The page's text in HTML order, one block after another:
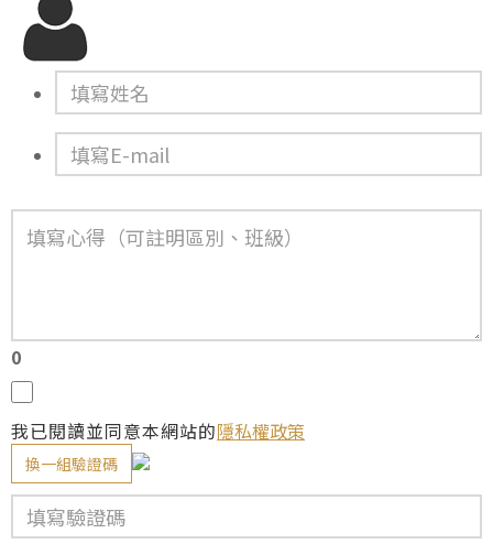
0
我已閱讀並同意本網站的隱私權政策
換一組驗證碼